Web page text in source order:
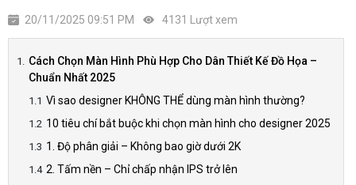
20/11/2025 09:51 PM 4131 Lượt xem
Cách Chọn Màn Hình Phù Hợp Cho Dân Thiết Kế Đồ Họa –
Chuẩn Nhất 2025
Vì sao designer KHÔNG THỂ dùng màn hình thường?
10 tiêu chí bắt buộc khi chọn màn hình cho designer 2025
1. Độ phân giải – Không bao giờ dưới 2K
2. Tấm nền – Chỉ chấp nhận IPS trở lên